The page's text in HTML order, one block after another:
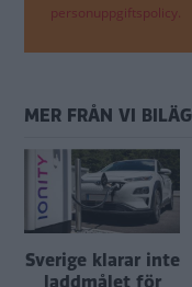
personuppgiftspolicy.
MER FRÅN VI
Sverige klarar inte